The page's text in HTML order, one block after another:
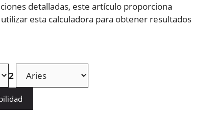
detalladas, este artículo proporciona
esta calculadora para obtener resultados
2